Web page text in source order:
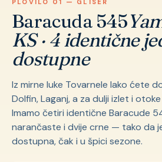
Baracuda 545
KS · 4 identične
dostupne
Iz mirne luke Tovarnele lako ćete
Dolfin, Laganj, a za dulji izlet i otoke
Imamo četiri identične Baracude
narančaste i dvije crne — tako da
dostupna, čak i u špici sezone.